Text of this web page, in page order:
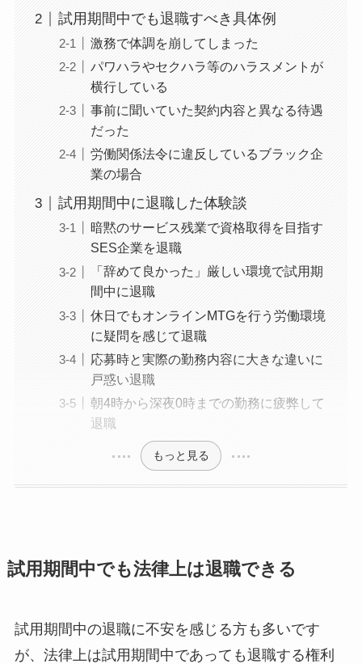
試用期間中でも退職すべき具体例
激務で体調を崩してしまった
パワハラやセクハラ等のハラスメントが
横行している
事前に聞いていた契約内容と異なる待遇
だった
労働関係法令に違反しているブラック企
業の場合
試用期間中に退職した体験談
暗黙のサービス残業で資格取得を目指す
SES企業を退職
「辞めて良かった」厳しい環境で試用期
間中に退職
休日でもオンラインMTGを行う労働環境
に疑問を感じて退職
応募時と実際の勤務内容に大きな違いに
戸惑い退職
朝4時から深夜0時までの勤務に疲弊して
退職
もっと見る
試用期間中でも法律上は退職できる
試用期間中の退職に不安を感じる方も多いです
が、法律上は試用期間中であっても退職する権利